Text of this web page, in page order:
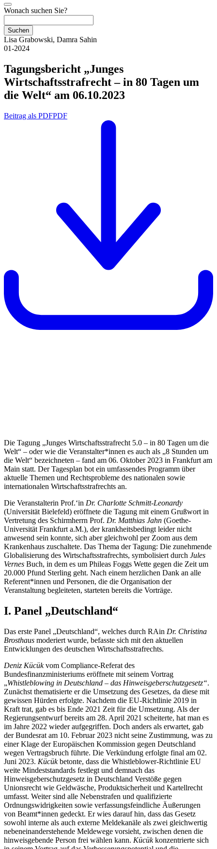
Wonach suchen Sie?
Suchen
Lisa Grabowski, Damra Sahin
01-2024
Tagungsbericht „Junges
Wirtschaftsstrafrecht – in 80 Tagen um
die Welt“ am 06.10.2023
Beitrag als PDFPDF
Die Tagung „Junges Wirtschaftsstrafrecht 5.0 – in 80 Tagen um die
Welt“ – oder wie die Veranstalter*innen es auch als „8 Stunden um
die Welt“ bezeichneten – fand am 06. Oktober 2023 in Frankfurt am
Main statt. Der Tagesplan bot ein umfassendes Programm über
aktuelle Themen und Rechtsprobleme des nationalen sowie
internationalen Wirtschaftsstrafrechts an.
Die Veranstalterin Prof.‘in Dr. Charlotte Schmitt-Leonardy
(Universität Bielefeld) eröffnete die Tagung mit einem Grußwort in
Vertretung des Schirmherrn Prof. Dr. Matthias Jahn (Goethe-
Universität Frankfurt a.M.), der krankheitsbedingt leider nicht
anwesend sein konnte, sich aber gleichwohl per Zoom aus dem
Krankenhaus zuschaltete. Das Thema der Tagung: Die zunehmende
Globalisierung des Wirtschaftsstrafrechts, symbolisiert durch Jules
Vernes Buch, in dem es um Phileas Foggs Wette gegen die Zeit um
20.000 Pfund Sterling geht. Nach einem herzlichen Dank an alle
Referent*innen und Personen, die die Organisation der
Veranstaltung begleiteten, starteten bereits die Vorträge.
I. Panel „Deutschland“
Das erste Panel „Deutschland“, welches durch RAin Dr. Christina
Brosthaus moderiert wurde, befasste sich mit den aktuellen
Entwicklungen des deutschen Wirtschaftsstrafrechts.
Deniz Kücükvom Compliance-Referat des
Bundesfinanzministeriums eröffnete mit seinem Vortrag
„Whistleblowing in Deutschland – das Hinweisgeberschutzgesetz“.
Zunächst thematisierte er die Umsetzung des Gesetzes, da diese mit
gewissen Hürden erfolgte. Nachdem die EU-Richtlinie 2019 in
Kraft trat, gab es bis Ende 2021 Zeit für die Umsetzung. Als der
Regierungsentwurf bereits am 28. April 2021 scheiterte, hat man es
im Jahre 2022 wieder aufgegriffen. Doch anders als erwartet, gab
der Bundesrat am 10. Februar 2023 nicht seine Zustimmung, was zu
einer Klage der Europäischen Kommission gegen Deutschland
wegen Vertragsbruch führte. Die Verkündung erfolgte final am 02.
Juni 2023. Kücükbetonte, dass die Whistleblower-Richtlinie EU
weite Mindeststandards festlegt und demnach das
Hinweisgeberschutzgesetz in Deutschland Verstöße gegen
Unionsrecht wie Geldwäsche, Produktsicherheit und Kartellrecht
umfasst. Weiter sind alle Nebenstrafen und qualifizierte
Ordnungswidrigkeiten sowie verfassungsfeindliche Äußerungen
von Beamt*innen gedeckt. Er wies darauf hin, dass das Gesetz
sowohl interne als auch externe Meldekanäle als zwei gleichwertig
nebeneinanderstehende Meldewege vorsieht, zwischen denen die
hinweisgebende Person frei wählen kann. Kücükkonzentrierte sich